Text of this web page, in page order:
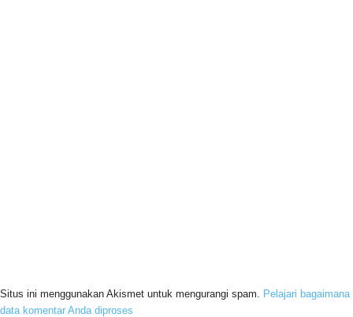
Situs ini menggunakan Akismet untuk mengurangi spam.
Pelajari bagaimana
data komentar Anda diproses